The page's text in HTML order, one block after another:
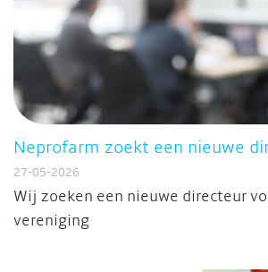
Neprofarm zoekt een nieuwe
27-05-2026
Wij zoeken een nieuwe directeur
vereniging